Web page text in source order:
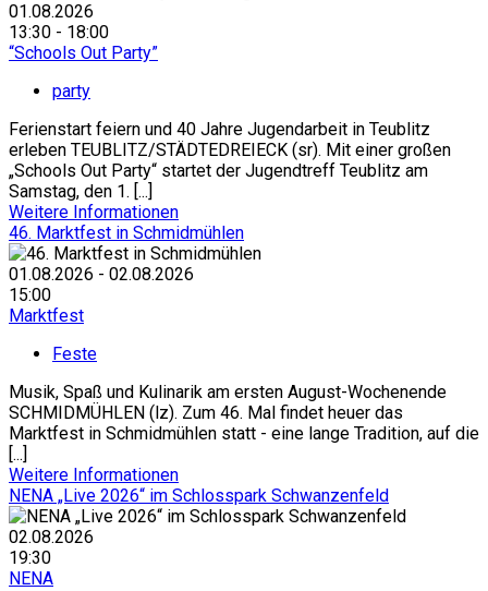
01.08.2026
13:30 - 18:00
“Schools Out Party”
party
Ferienstart feiern und 40 Jahre Jugendarbeit in Teublitz
erleben TEUBLITZ/STÄDTEDREIECK (sr). Mit einer großen
„Schools Out Party“ startet der Jugendtreff Teublitz am
Samstag, den 1. [...]
Weitere Informationen
46. Marktfest in Schmidmühlen
01.08.2026 - 02.08.2026
15:00
Marktfest
Feste
Musik, Spaß und Kulinarik am ersten August-Wochenende
SCHMIDMÜHLEN (lz). Zum 46. Mal findet heuer das
Marktfest in Schmidmühlen statt - eine lange Tradition, auf die
[...]
Weitere Informationen
NENA „Live 2026“ im Schlosspark Schwanzenfeld
02.08.2026
19:30
NENA